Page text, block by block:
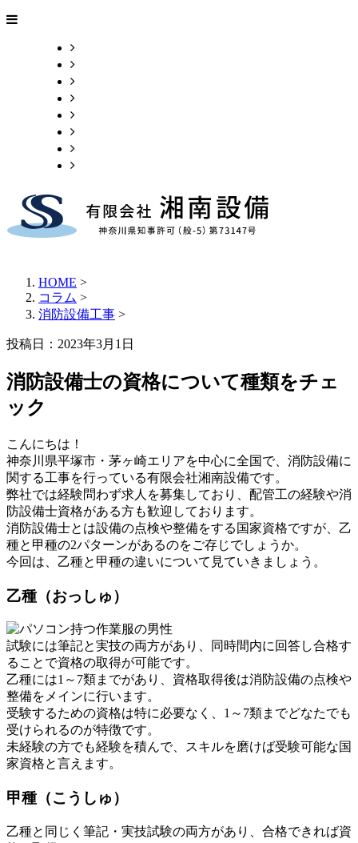
HOME >
コラム >
消防設備工事 >
投稿日：2023年3月1日
消防設備士の資格について種類をチェ
ック
こんにちは！
神奈川県平塚市・茅ヶ崎エリアを中心に全国で、消防設備に
関する工事を行っている有限会社湘南設備です。
弊社では経験問わず求人を募集しており、配管工の経験や消
防設備士資格がある方も歓迎しております。
消防設備士とは設備の点検や整備をする国家資格ですが、乙
種と甲種の2パターンがあるのをご存じでしょうか。
今回は、乙種と甲種の違いについて見ていきましょう。
乙種（おっしゅ）
試験には筆記と実技の両方があり、同時間内に回答し合格す
ることで資格の取得が可能です。
乙種には1～7類までがあり、資格取得後は消防設備の点検や
整備をメインに行います。
受験するための資格は特に必要なく、1～7類までどなたでも
受けられるのが特徴です。
未経験の方でも経験を積んで、スキルを磨けば受験可能な国
家資格と言えます。
甲種（こうしゅ）
乙種と同じく筆記・実技試験の両方があり、合格できれば資